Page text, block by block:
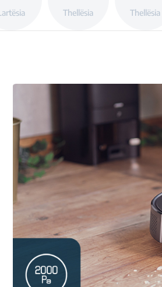
Thellësia Thellësia